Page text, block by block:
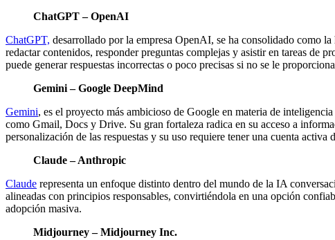
ChatGPT – OpenAI
ChatGPT, desarrollado por la empresa OpenAI, se ha consolidado como
redactar contenidos, responder preguntas complejas y asistir en tareas de
puede generar respuestas incorrectas o poco precisas si no se le
Gemini – Google DeepMind
Gemini, es el proyecto más ambicioso de Google en materia de
como Gmail, Docs y Drive. Su gran fortaleza radica en su acceso a
personalización de las respuestas y su uso requiere tener una cuenta activa
Claude – Anthropic
Claude representa un enfoque distinto dentro del mundo de la IA
alineadas con principios responsables, convirtiéndola en una opción
adopción masiva.
Midjourney – Midjourney Inc.